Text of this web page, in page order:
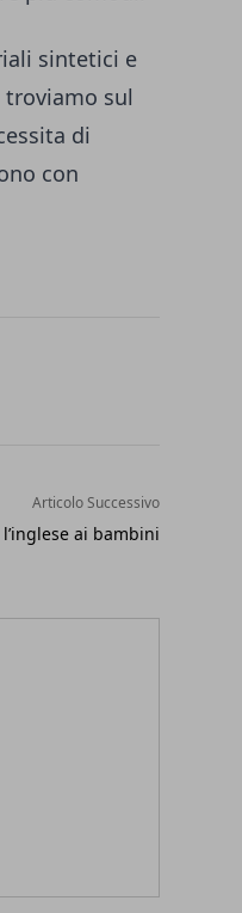
sintetici e
sul
di
con
Articolo Successivo
ai bambini